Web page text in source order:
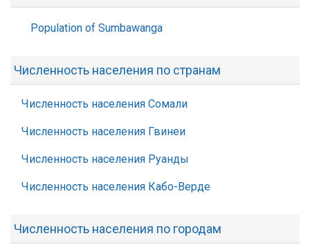
Population of Sumbawanga
Численность населения по странам
Численность населения Сомали
Численность населения Гвинеи
Численность населения Руанды
Численность населения Кабо-Верде
Численность населения по городам